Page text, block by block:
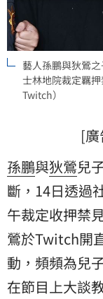
藝人孫鵬與狄鶯
士林地院裁定羈
Twitch）
[
孫鵬與狄鶯兒
斷，14日透過
午裁定收押禁
鶯於Twitch開
動，頻頻為兒
在節目上大談